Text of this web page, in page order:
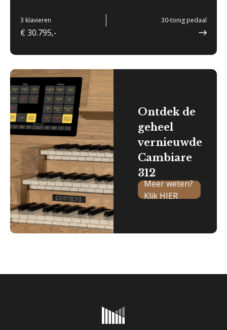
3 klavieren 30-tonig pedaal
€ 30.795,-
Ontdek de
geheel
vernieuwde
Cambiare
312
Meer weten?
Klik HIER